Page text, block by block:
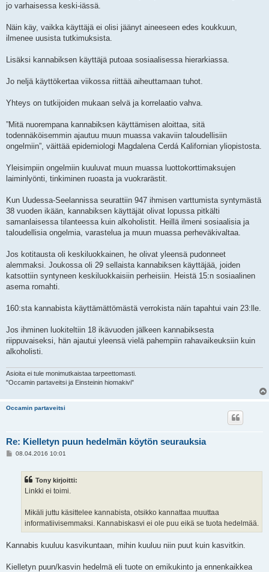
jo varhaisessa keski-iässä.
Näin käy, vaikka käyttäjä ei olisi jäänyt aineeseen edes koukkuun,
ilmenee uusista tutkimuksista.
Lisäksi kannabiksen käyttäjä putoaa sosiaalisessa hierarkiassa.
Jo neljä käyttökertaa viikossa riittää aiheuttamaan tuhot.
Yhteys on tutkijoiden mukaan selvä ja korrelaatio vahva.
”Mitä nuorempana kannabiksen käyttämisen aloittaa, sitä
todennäköisemmin ajautuu muun muassa vakaviin taloudellisiin
ongelmiin”, väittää epidemiologi Magdalena Cerdá Kalifornian yliopistosta.
Yleisimpiin ongelmiin kuuluvat muun muassa luottokorttimaksujen
laiminlyönti, tinkiminen ruoasta ja vuokrarästit.
Kun Uudessa-Seelannissa seurattiin 947 ihmisen varttumista syntymästä
38 vuoden ikään, kannabiksen käyttäjät olivat lopussa pitkälti
samanlaisessa tilanteessa kuin alkoholistit. Heillä ilmeni sosiaalisia ja
taloudellisia ongelmia, varastelua ja muun muassa perheväkivaltaa.
Jos kotitausta oli keskiluokkainen, he olivat yleensä pudonneet
alemmaksi. Joukossa oli 29 sellaista kannabiksen käyttäjää, joiden
katsottiin syntyneen keskiluokkaisiin perheisiin. Heistä 15:n sosiaalinen
asema romahti.
160:sta kannabista käyttämättömästä verrokista näin tapahtui vain 23:lle.
Jos ihminen luokiteltiin 18 ikävuoden jälkeen kannabiksesta
riippuvaiseksi, hän ajautui yleensä vielä pahempiin rahavaikeuksiin kuin
alkoholisti.
Asioita ei tule monimutkaistaa tarpeettomasti.
"Occamin partaveitsi ja Einsteinin hiomakivi"
Occamin partaveitsi
Re: Kielletyn puun hedelmän köytön seurauksia
V08.04.2016 10:01
Tony kirjoitti:
Linkki ei toimi.
Mikäli juttu käsittelee kannabista, otsikko kannattaa muuttaa
informatiivisemmaksi. Kannabiskasvi ei ole puu eikä se tuota hedelmää.
Kannabis kuuluu kasvikuntaan, mihin kuuluu niin puut kuin kasvitkin.
Kielletyn puun/kasvin hedelmä eli tuote on emikukinto ja ennenkaikkea